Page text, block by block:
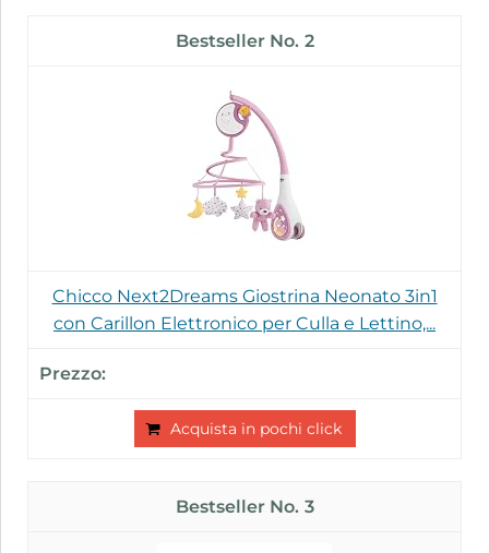
2
Chicco Next2Dreams Giostrina Neonato 3in1
con Carillon Elettronico per Culla e Lettino,...
Acquista in pochi click
3